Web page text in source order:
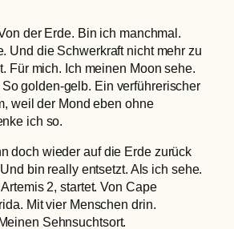
der Erde. Bin ich manchmal.
Und die Schwerkraft nicht mehr zu
Für mich. Ich meinen Moon sehe.
golden-gelb. Ein verführerischer
weil der Mond eben ohne
ich so.
doch wieder auf die Erde zurück
bin really entsetzt. Als ich sehe.
2, startet. Von Cape
Mit vier Menschen drin.
Sehnsuchtsort.